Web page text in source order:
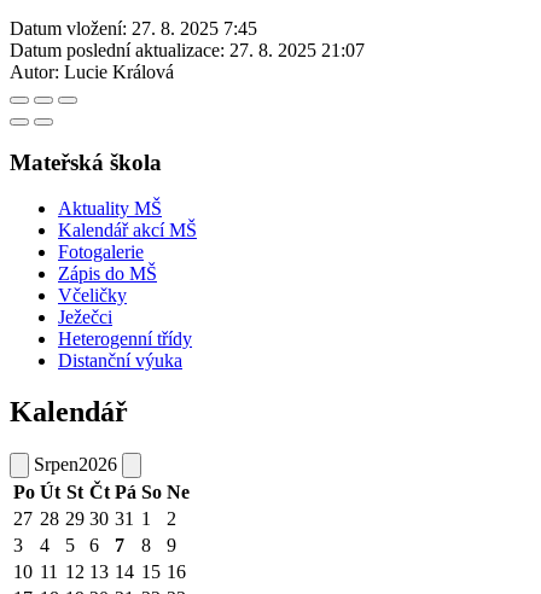
Datum vložení: 27. 8. 2025 7:45
Datum poslední aktualizace: 27. 8. 2025 21:07
Autor: Lucie Králová
Mateřská škola
Aktuality MŠ
Kalendář akcí MŠ
Fotogalerie
Zápis do MŠ
Včeličky
Ježečci
Heterogenní třídy
Distanční výuka
Kalendář
Srpen2026
Po Út St Čt Pá So Ne
27 28 29 30 31 1
2
3
4 5 6 7 8
9
10 11 12 13 14 15 16